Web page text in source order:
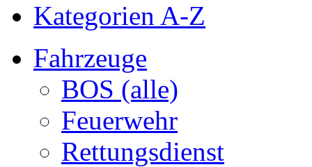
Kategorien A-Z
Fahrzeuge
BOS (alle)
Feuerwehr
Rettungsdienst